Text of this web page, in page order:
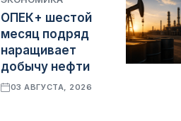
ОПЕК+ шестой
месяц подряд
наращивает
добычу нефти
03 АВГУСТА, 2026